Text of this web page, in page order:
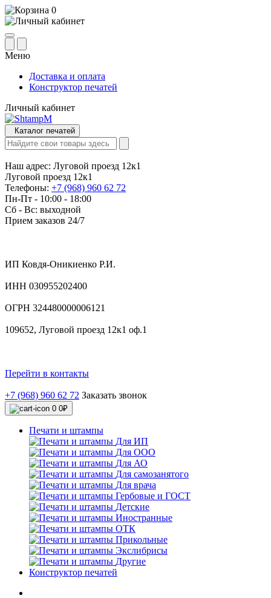
0
Меню
Доставка и оплата
Конструктор печатей
Личный кабинет
Каталог печатей
Наш адрес: Луговой проезд 12к1
Луговой проезд 12к1
Телефоны: +7 (968) 960 62 72
Пн-Пт - 10:00 - 18:00
Сб - Вс: выходной
Прием заказов 24/7
ИП Ковдя-Оникиенко Р.И.
ИНН 030955202400
ОГРН 324480000006121
109652, Луговой проезд 12к1 оф.1
Перейти в контакты
+7 (968) 960 62 72 Заказать звонок
0 0₽
Печати и штампы
Для ИП
Для ООО
Для АО
Для самозанятого
Для врача
Гербовые и ГОСТ
Детские
Иностранные
ОТК
Прикольные
Экслибрисы
Другие
Конструктор печатей